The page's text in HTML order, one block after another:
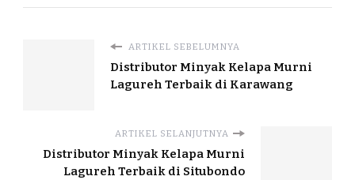
ARTIKEL SEBELUMNYA
Distributor Minyak Kelapa Murni
Lagureh Terbaik di Karawang
ARTIKEL SELANJUTNYA
Distributor Minyak Kelapa Murni
Lagureh Terbaik di Situbondo